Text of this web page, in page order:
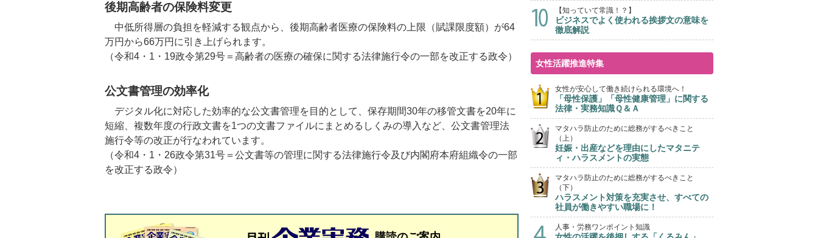
後期高齢者の保険料変更
中低所得層の負担を軽減する観点から、後期高齢者医療の保険料の上限（賦課限度額）が64
万円から66万円に引き上げられます。
（令和4・1・19政令第29号＝高齢者の医療の確保に関する法律施行令の一部を改正する政令）
公文書管理の効率化
デジタル化に対応した効率的な公文書管理を目的として、保存期間30年の移管文書を20年に
短縮、複数年度の行政文書を1つの文書ファイルにまとめるしくみの導入など、公文書管理法
施行令等の改正が行なわれています。
（令和4・1・26政令第31号＝公文書等の管理に関する法律施行令及び内閣府本府組織令の一部
を改正する政令）
【知っていて常識！？】
ビジネスでよく使われる挨拶文の意味を
徹底解説
女性活躍推進特集
女性が安心して働き続けられる環境へ！
「母性保護」「母性健康管理」に関する
法律・実務知識Ｑ＆Ａ
マタハラ防止のために総務がするべきこと
（上）
妊娠・出産などを理由にしたマタニテ
ィ・ハラスメントの実態
マタハラ防止のために総務がするべきこと
（下）
ハラスメント対策を充実させ、すべての
社員が働きやすい職場に！
人事・労務ワンポイント知識